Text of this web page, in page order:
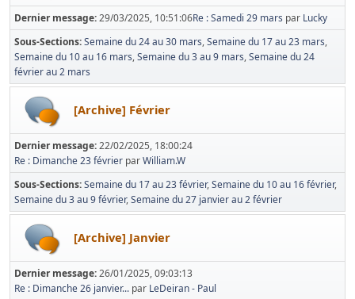
Dernier message:29/03/2025, 10:51:06Re : Samedi 29 mars par Lucky
Sous-Sections Semaine du 24 au 30 mars Semaine du 17 au 23 mars
Semaine du 10 au 16 mars Semaine du 3 au 9 mars Semaine du 24
février au 2 mars
[Archive] Février
Dernier message:22/02/2025, 18:00:24
Re : Dimanche 23 février parWilliam.W
Sous-Sections Semaine du 17 au 23 février Semaine du 10 au 16 février
Semaine du 3 au 9 février Semaine du 27 janvier au 2 février
[Archive] Janvier
Dernier message:26/01/2025, 09:03:13
Re : Dimanche 26 janvier... par LeDeiran - Paul